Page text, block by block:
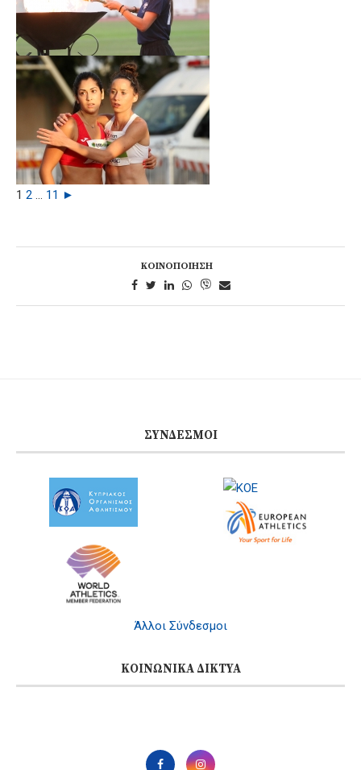
1 2 ... 11 ►
ΚΟΙΝΟΠΟΊΗΣΗ
ΣΎΝΔΕΣΜΟΙ
Άλλοι Σύνδεσμοι
ΚΟΙΝΩΝΙΚΆ ΔΊΚΤΥΑ